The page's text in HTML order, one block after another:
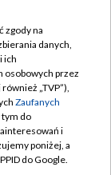
zgody na
danych,
ich
osobowych przez
„TVP”),
Zaufanych
tym do
i
poniżej, a
do Google.